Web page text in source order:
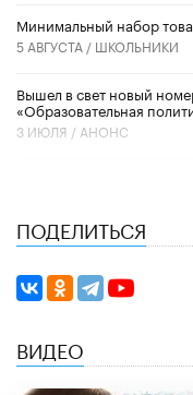
Минимальный набор
5 АВГУСТА / ШКОЛЬНИКИ
Вышел в свет новый
«Образовательная
3 ИЮЛЯ / АНОНС
ПОДЕЛИТЬСЯ
ВИДЕО